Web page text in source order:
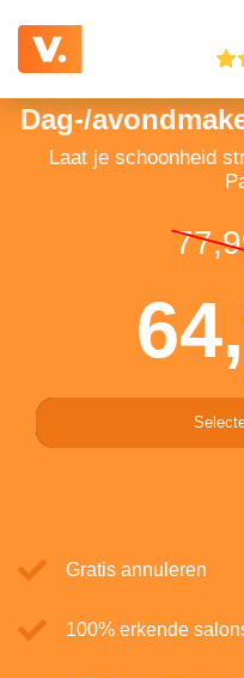
Dag-/
Laat je schoonheid
64,
Gratis annuleren
100% erkende